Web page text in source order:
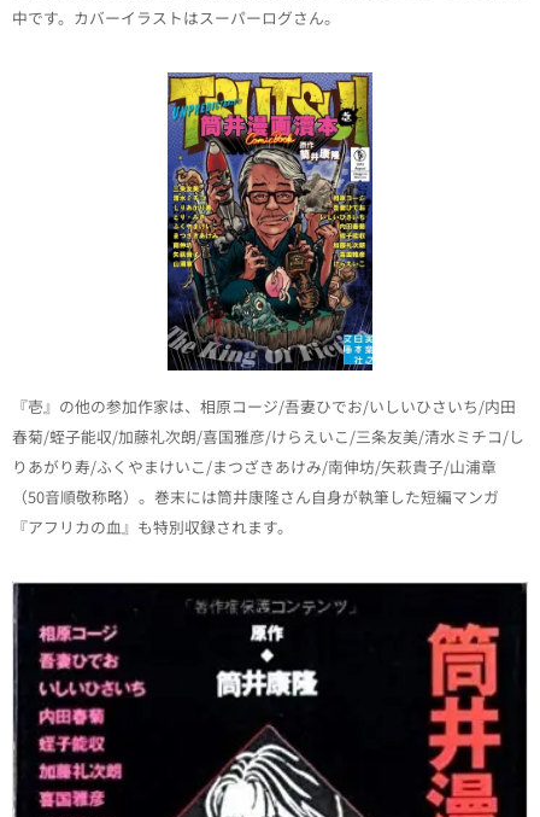
中です。カバーイラストはスーパーログさん。
『壱』の他の参加作家は、相原コージ/吾妻ひでお/いしいひさいち/内田
春菊/蛭子能収/加藤礼次朗/喜国雅彦/けらえいこ/三条友美/清水ミチコ/し
りあがり寿/ふくやまけいこ/まつざきあけみ/南伸坊/矢萩貴子/山浦章
（50音順敬称略）。巻末には筒井康隆さん自身が執筆した短編マンガ
『アフリカの血』も特別収録されます。